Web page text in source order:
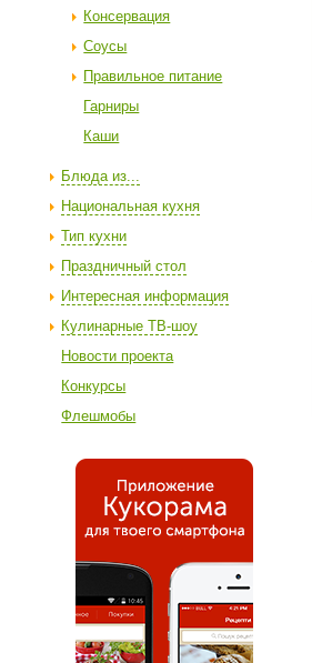
Консервация
Соусы
Правильное питание
Гарниры
Каши
Блюда из...
Национальная кухня
Тип кухни
Праздничный стол
Интересная информация
Кулинарные ТВ-шоу
Новости проекта
Конкурсы
Флешмобы